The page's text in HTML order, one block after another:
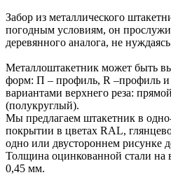
Забор из металлического
погодным условиям, он
деревянного аналога, не
Металлоштакетник может быть
форм: П – профиль, R –профиль
вариантами верхнего реза:
(полукруглый).
Мы предлагаем штакетник в
покрытии в цветах RAL,
одно или двустороннем рисунке
Толщина оцинкованной стали
0,45 мм.